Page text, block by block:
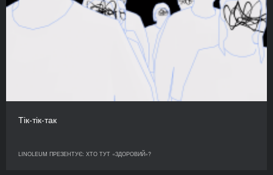
Тік-тік-так
LINOLEUM ПРЕЗЕНТУЄ: ХТО ТУТ «ЗДОРОВИЙ»?